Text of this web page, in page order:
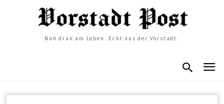
Nah dran am Leben. Echt aus der Vorstadt.